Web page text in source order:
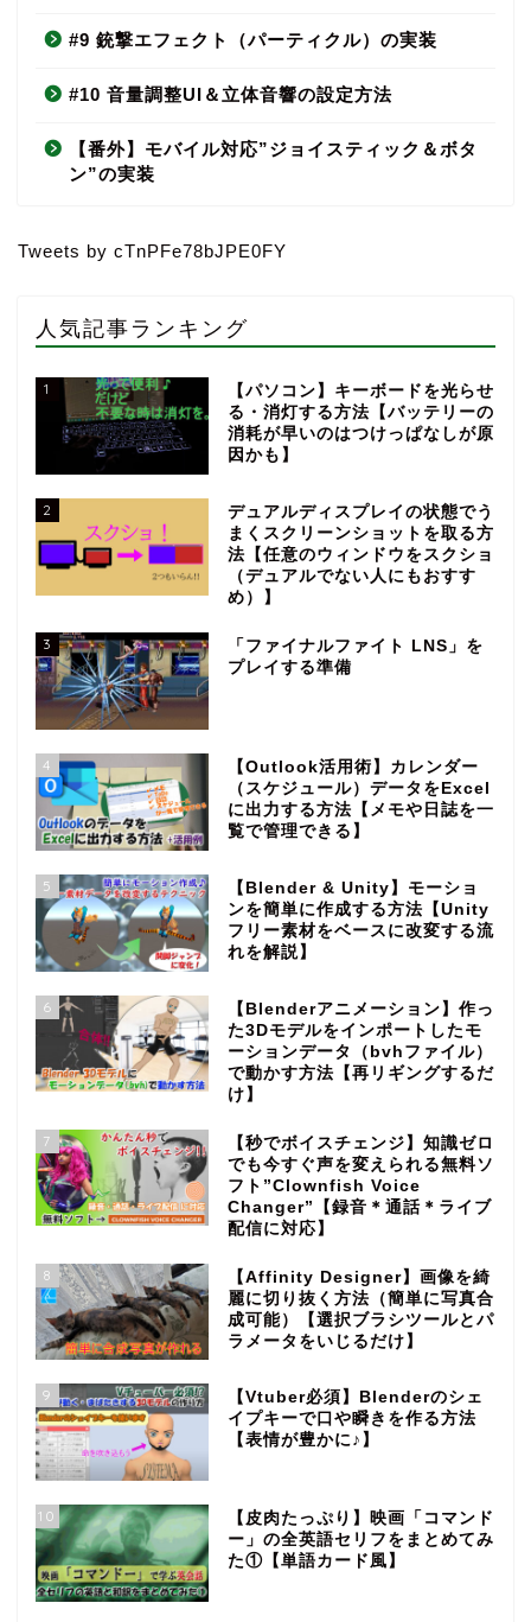
#9 銃撃エフェクト（パーティクル）の実装
#10 音量調整UI＆立体音響の設定方法
【番外】モバイル対応”ジョイスティック＆ボタ
ン”の実装
Tweets by cTnPFe78bJPE0FY
人気記事ランキング
1
【パソコン】キーボードを光らせ
る・消灯する方法【バッテリーの
消耗が早いのはつけっぱなしが原
因かも】
2
デュアルディスプレイの状態でう
まくスクリーンショットを取る方
法【任意のウィンドウをスクショ
（デュアルでない人にもおすす
め）】
3
「ファイナルファイト LNS」を
プレイする準備
4
【Outlook活用術】カレンダー
（スケジュール）データをExcel
に出力する方法【メモや日誌を一
覧で管理できる】
5
【Blender & Unity】モーショ
ンを簡単に作成する方法【Unity
フリー素材をベースに改変する流
れを解説】
6
【Blenderアニメーション】作っ
た3Dモデルをインポートしたモ
ーションデータ（bvhファイル）
で動かす方法【再リギングするだ
け】
7
【秒でボイスチェンジ】知識ゼロ
でも今すぐ声を変えられる無料ソ
フト”Clownfish Voice
Changer”【録音＊通話＊ライブ
配信に対応】
8
【Affinity Designer】画像を綺
麗に切り抜く方法（簡単に写真合
成可能）【選択ブラシツールとパ
ラメータをいじるだけ】
9
【Vtuber必須】Blenderのシェ
イプキーで口や瞬きを作る方法
【表情が豊かに♪】
10
【皮肉たっぷり】映画「コマンド
ー」の全英語セリフをまとめてみ
た①【単語カード風】